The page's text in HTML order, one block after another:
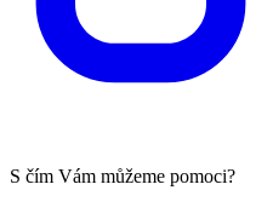
S čím Vám můžeme pomoci?